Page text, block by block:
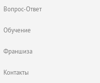
Вопрос-Ответ
Обучение
Франшиза
Контакты